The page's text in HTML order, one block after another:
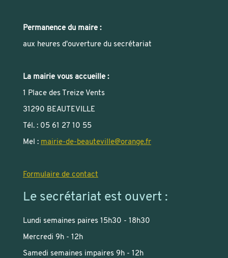
Permanence du maire :
aux heures d'ouverture du secrétariat
La mairie vous accueille :
1 Place des Treize Vents
31290 BEAUTEVILLE
Tél. : 05 61 27 10 55
Mel : mairie-de-beauteville@orange.fr
Formulaire de contact
Le secrétariat est ouvert :
Lundi semaines paires 15h30 - 18h30
Mercredi 9h - 12h
Samedi semaines impaires 9h - 12h